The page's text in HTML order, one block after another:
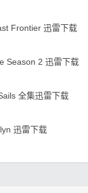
Frontier 迅雷下载
Season 2 迅雷下载
全集迅雷下载
迅雷下载